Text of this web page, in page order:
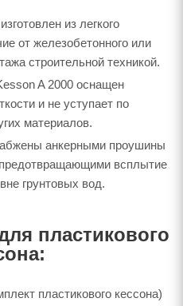
из легкого
от железобетонного или
строительной техникой.
A 2000 оснащен
и не уступает по
материалов.
анкерными проушины
всплытие
грунтовых вод.
пластикового
пластикового кессона)